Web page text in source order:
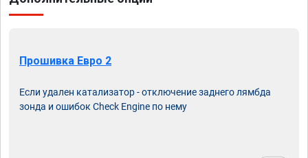
Прошивка Евро 2
Если удален катализатор - отключение заднего лямбда
зонда и ошибок Check Engine по нему